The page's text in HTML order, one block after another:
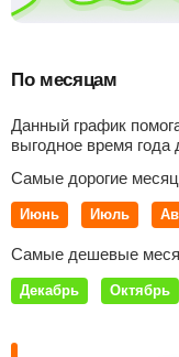
По месяцам
Данный график
выгодное время
Самые дорогие
Июнь Июль
Самые дешевые
Декабрь Октябрь